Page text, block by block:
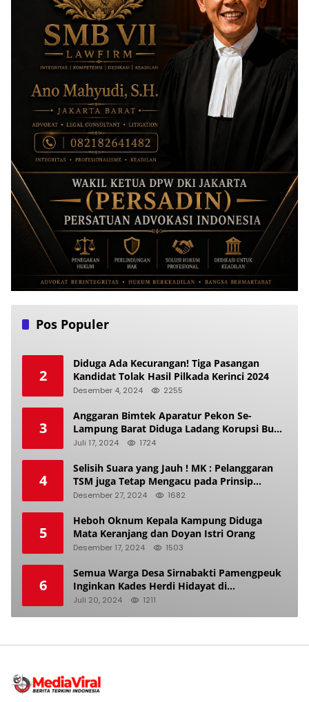
Pos Populer
2
Diduga Ada Kecurangan! Tiga Pasangan
Kandidat Tolak Hasil Pilkada Kerinci 2024
Desember 4, 2024 2255
3
Anggaran Bimtek Aparatur Pekon Se-
Lampung Barat Diduga Ladang Korupsi Buat
Makan Anak Istri
Juli 17, 2024 1724
4
Selisih Suara yang Jauh ! MK : Pelanggaran
TSM juga Tetap Mengacu pada Prinsip
Keadilan Pemilu
Desember 27, 2024 1682
5
Heboh Oknum Kepala Kampung Diduga
Mata Keranjang dan Doyan Istri Orang
Desember 17, 2024 1503
6
Semua Warga Desa Sirnabakti Pamengpeuk
Inginkan Kades Herdi Hidayat di
Berhentikan Dari Jabatan nya
Juli 20, 2024 1211